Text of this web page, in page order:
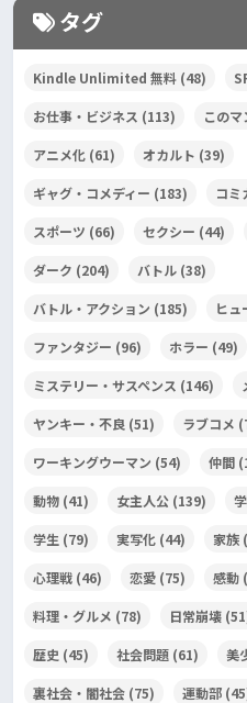
タグ
Kindle Unlimited 無料 (48)
お仕事・ビジネス (113) このマ
アニメ化 (61) オカルト (39)
ギャグ・コメディー (183) コミ
スポーツ (66) セクシー (44)
ダーク (204) バトル (38)
バトル・アクション (185) ヒュ
ファンタジー (96) ホラー (49)
ミステリー・サスペンス (146)
ヤンキー・不良 (51) ラブコメ
ワーキングウーマン (54) 仲間
動物 (41) 女主人公 (139)
学生 (79) 実写化 (44) 家族
心理戦 (46) 恋愛 (75) 感動
料理・グルメ (78) 日常崩壊
歴史 (45) 社会問題 (61) 美
裏社会・闇社会 (75) 運動部